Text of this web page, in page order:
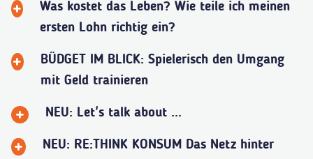
Was kostet das Leben? Wie teile ich meinen
ersten Lohn richtig ein?
BÜDGET IM BLICK: Spielerisch den Umgang
mit Geld trainieren
NEU: Let's talk about ...
NEU: RE:THINK KONSUM Das Netz hinter